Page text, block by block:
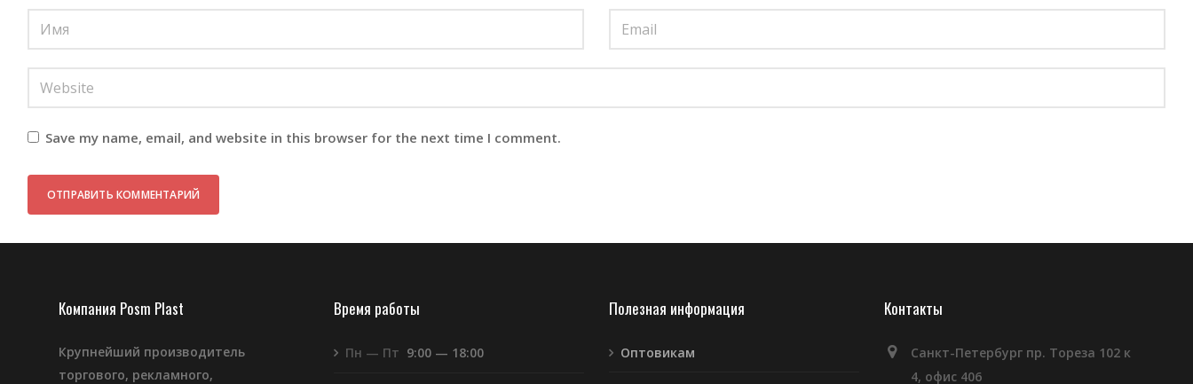
Save my name, email, and website in this browser for the next time I comment.
Компания Posm Plast
Крупнейший производитель
торгового, рекламного,
Время работы
Пн — Пт 9:00 — 18:00
Полезная информация
Оптовикам
Контакты
Санкт-Петербург пр. Тореза 102 к
4, офис 406